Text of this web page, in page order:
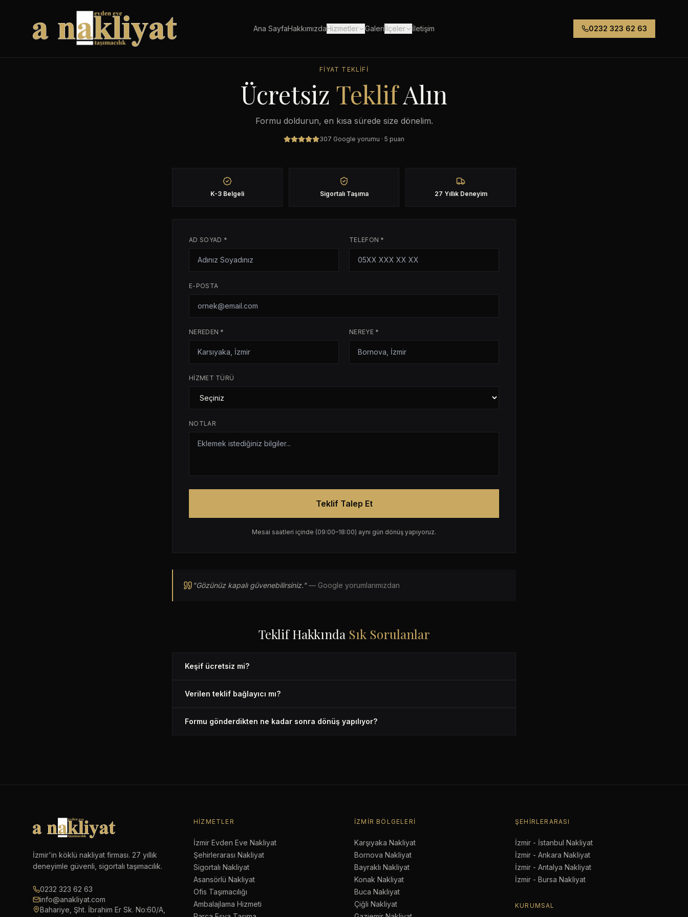
Ana SayfaHakkımızdaHizmetler Galeriİlçeler İletişim 0232 323 62 63
FIYAT TEKLIFI
Ücretsiz TeklifAlın
Formu doldurun, en kısa sürede size dönelim.
307 Google yorumu · 5 puan
K-3 Belgeli Sigortalı Taşıma 27 Yıllık Deneyim
AD SOYAD * TELEFON *
E-POSTA
NEREDEN * NEREYE *
HIZMET TÜRÜ
NOTLAR
Teklif Talep Et
Mesai saatleri içinde (09:00–18:00) aynı gün dönüş yapıyoruz.
"Gözünüz kapalı güvenebilirsiniz."— Google yorumlarımızdan
Teklif Hakkında Sık Sorulanlar
Keşif ücretsiz mi?
Verilen teklif bağlayıcı mı?
Formu gönderdikten ne kadar sonra dönüş yapılıyor?
İzmir'in köklü nakliyat firması. 27 yıllık
deneyimle güvenli, sigortalı taşımacılık.
0232 323 62 63
info@anakliyat.com
Bahariye, Şht. İbrahim Er Sk. No:60/A,
HIZMETLER
İzmir Evden Eve Nakliyat
Şehirlerarası Nakliyat
Sigortalı Nakliyat
Asansörlü Nakliyat
Ofis Taşımacılığı
Ambalajlama Hizmeti
İZMIR BÖLGELERI
Karşıyaka Nakliyat
Bornova Nakliyat
Bayraklı Nakliyat
Konak Nakliyat
Buca Nakliyat
Çiğli Nakliyat
ŞEHIRLERARASI
İzmir - İstanbul Nakliyat
İzmir - Ankara Nakliyat
İzmir - Antalya Nakliyat
İzmir - Bursa Nakliyat
KURUMSAL